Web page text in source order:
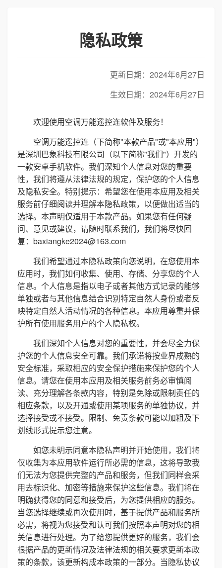
隐私政策
更新日期：2024年6月27日
生效日期：2024年6月27日
欢迎使用空调万能遥控连软件及服务！
空调万能遥控连（下简称"本款产品"或"本应用"）
是深圳巴象科技有限公司（以下简称"我们"）开发的
一款安卓手机软件。我们深知个人信息对您的重要
性，我们将遵从法律法规的规定，保护您的个人信息
及隐私安全。特别提示：希望您在使用本应用及相关
服务前仔细阅读并理解本隐私政策，以便做出适当的
选择。本声明仅适用于本款产品。如果您有任何疑
问、意见或建议，请随时联系我们，我们将尽快回
复：baxiangke2024@163.com
我们希望通过本隐私政策向您说明，在您使用本
应用时，我们如何收集、使用、存储、分享您的个人
信息。个人信息是指以电子或者其他方式记录的能够
单独或者与其他信息结合识别特定自然人身份或者反
映特定自然人活动情况的各种信息。本应用尊重并保
护所有使用服务用户的个人隐私权。
我们深知个人信息对您的重要性，并会尽全力保
护您的个人信息安全可靠。我们承诺将按业界成熟的
安全标准，采取相应的安全保护措施来保护您的个人
信息。请您在使用本应用及相关服务前务必审慎阅
读、充分理解各条款内容，特别是免除或限制责任的
相应条款，以及开通或使用某项服务的单独协议，并
选择接受或不接受。限制、免责条款可能以加粗及下
划线形式提示您注意。
如您未明示同意本隐私声明并开始使用，我们将
仅收集为本应用软件运行所必需的信息，这将导致我
们无法为您提供完整的产品和服务，但我们同样会采
用去标识化、加密等措施来保护这些信息。我们将在
明确获得您的同意和接受后，为您提供相应的服务。
当您选择继续或再次使用时，基于提供产品和服务所
必需，将视为您接受和认可我们按照本声明对您的相
关信息进行处理。为了给您提供更好的服务，我们会
根据产品的更新情况及法律法规的相关要求更新本政
策的条款，该更新构成本政策的一部分。当隐私协议